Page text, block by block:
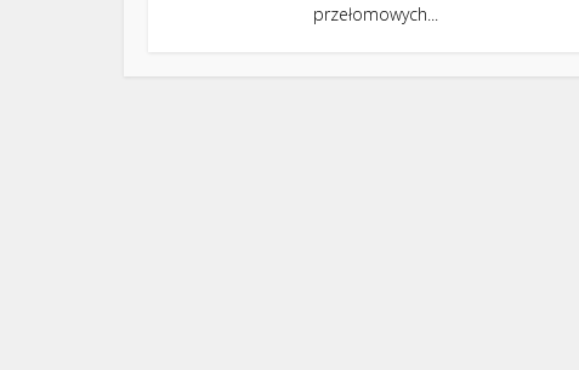
przełomowych...